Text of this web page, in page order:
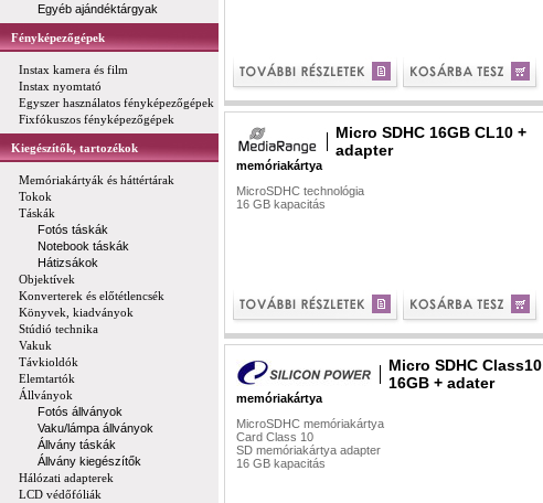
Egyéb ajándéktárgyak
Fényképezőgépek
Instax kamera és film
Instax nyomtató
Egyszer használatos fényképezőgépek
Fixfókuszos fényképezőgépek
Kiegészítők, tartozékok
Memóriakártyák és háttértárak
Tokok
Táskák
Fotós táskák
Notebook táskák
Hátizsákok
Objektívek
Konverterek és előtétlencsék
Könyvek, kiadványok
Stúdió technika
Vakuk
Távkioldók
Elemtartók
Állványok
Fotós állványok
Vaku/lámpa állványok
Állvány táskák
Állvány kiegészítők
Hálózati adapterek
LCD védőfóliák
Micro SDHC 16GB CL10 +
adapter
memóriakártya
MicroSDHC technológia
16 GB kapacitás
Micro SDHC Class10
16GB + adater
memóriakártya
MicroSDHC memóriakártya
Card Class 10
SD memóriakártya adapter
16 GB kapacitás